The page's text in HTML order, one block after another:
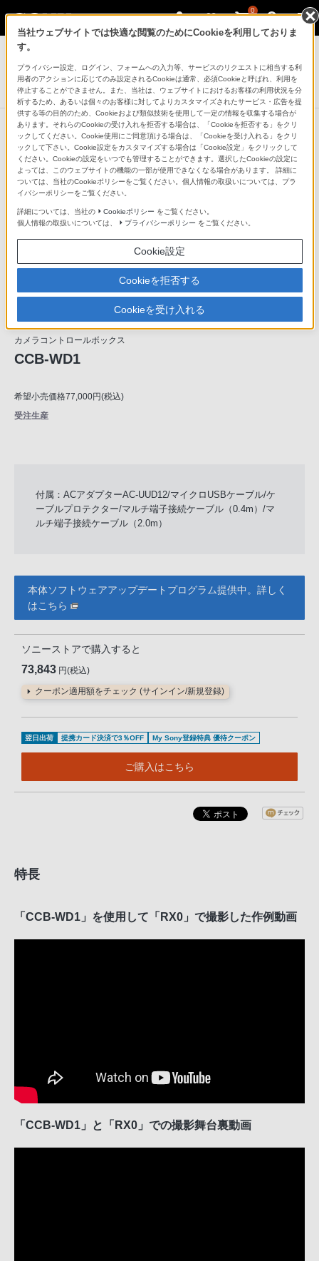
0
デジタルスチルカメラ Cyber-shot
カメラコントロールボックス
CCB-WD1
有線接続でのRX0の複数台同時コントロールを実現
カメラコントロールボックス
CCB-WD1
希望小売価格77,000円(税込)
受注生産
付属：ACアダプターAC-UUD12/マイクロUSBケーブル/ケ
ーブルプロテクター/マルチ端子接続ケーブル（0.4m）/マ
ルチ端子接続ケーブル（2.0m）
本体ソフトウェアアップデートプログラム提供中。詳しく
はこちら
ソニーストアで購入すると
73,843 円(税込)
クーポン適用額をチェック (サインイン/新規登録)
翌日出荷 提携カード決済で3％OFF My Sony登録特典 優待クーポン
ご購入はこちら
特長
「CCB-WD1」を使用して「RX0」で撮影した作例動画
「CCB-WD1」と「RX0」での撮影舞台裏動画
当社ウェブサイトでは快適な閲覧のためにCookieを利用しておりま
す。
プライバシー設定、ログイン、フォームへの入力等、サービスのリクエストに相当する利
用者のアクションに応じてのみ設定されるCookieは通常、必須Cookieと呼ばれ、利用を
停止することができません。また、当社は、ウェブサイトにおけるお客様の利用状況を分
析するため、あるいは個々のお客様に対してよりカスタマイズされたサービス・広告を提
供する等の目的のため、Cookieおよび類似技術を使用して一定の情報を収集する場合が
あります。それらのCookieの受け入れを拒否する場合は、「Cookieを拒否する」をクリ
ックしてください。Cookie使用にご同意頂ける場合は、「Cookieを受け入れる」をクリ
ックして下さい。Cookie設定をカスタマイズする場合は「Cookie設定」をクリックして
ください。Cookieの設定をいつでも管理することができます。選択したCookieの設定に
よっては、このウェブサイトの機能の一部が使用できなくなる場合があります。 詳細に
ついては、当社のCookieポリシーをご覧ください。個人情報の取扱いについては、プラ
イバシーポリシーをご覧ください。
詳細については、当社の Cookieポリシー をご覧ください。
個人情報の取扱いについては、
プライバシーポリシー をご覧ください。
Cookie設定
Cookieを拒否する
Cookieを受け入れる